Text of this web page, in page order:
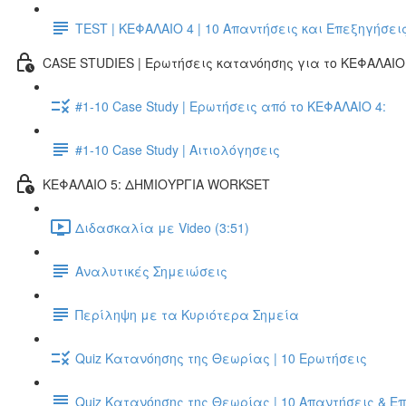
TEST | ΚΕΦΑΛΑΙΟ 4 | 10 Απαντήσεις και
CASE STUDIES | Ερωτήσεις κατανόησης για το
#1-10 Case Study | Ερωτήσεις από το ΚΕΦΑΛΑΙΟ 4:
#1-10 Case Study | Αιτιολόγησεις
ΚΕΦΑΛΑΙΟ 5: ΔΗΜΙΟΥΡΓΙΑ WORKSET
Διδασκαλία με Video (3:51)
Αναλυτικές Σημειώσεις
Περίληψη με τα Κυριότερα Σημεία
Quiz Κατανόησης της Θεωρίας | 10 Ερωτήσεις
Quiz Κατανόησης της Θεωρίας | 10 Απαντήσεις &